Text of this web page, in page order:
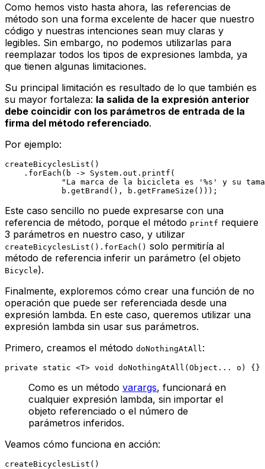
Como hemos visto hasta ahora, las referencias de
método son una forma excelente de hacer que nuestro
código y nuestras intenciones sean muy claras y
legibles. Sin embargo, no podemos utilizarlas para
reemplazar todos los tipos de expresiones lambda, ya
que tienen algunas limitaciones.
Su principal limitación es resultado de lo que también es
su mayor fortaleza: la salida de la expresión anterior
debe coincidir con los parámetros de entrada de la
firma del método referenciado.
Por ejemplo:
createBicyclesList()
    .forEach(b -> System.out.printf(
"La marca de la bicicleta es '%s' y su
Este caso sencillo no puede expresarse con una
referencia de método, porque el método printf requiere
3 parámetros en nuestro caso, y utilizar
createBicyclesList().forEach() solo permitiría al
método de referencia inferir un parámetro (el objeto
Bicycle).
Finalmente, exploremos cómo crear una función de no
operación que puede ser referenciada desde una
expresión lambda. En este caso, queremos utilizar una
expresión lambda sin usar sus parámetros.
Primero, creamos el método doNothingAtAll :
private static <T> void doNothingAtAll (Object... o)
Como es un método varargs, funcionará en
cualquier expresión lambda, sin importar el
objeto referenciado o el número de
parámetros inferidos.
Veamos cómo funciona en acción:
createBicyclesList()